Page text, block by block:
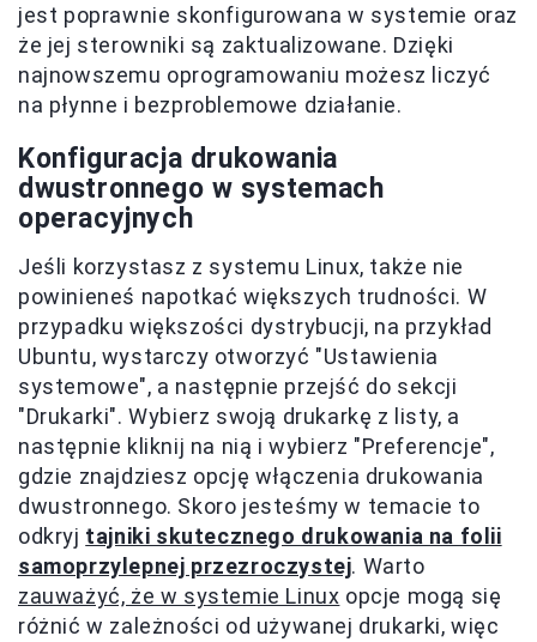
jest poprawnie skonfigurowana w systemie oraz
że jej sterowniki są zaktualizowane. Dzięki
najnowszemu oprogramowaniu możesz liczyć
na płynne i bezproblemowe działanie.
Konfiguracja drukowania
dwustronnego w systemach
operacyjnych
Jeśli korzystasz z systemu Linux, także nie
powinieneś napotkać większych trudności. W
przypadku większości dystrybucji, na przykład
Ubuntu, wystarczy otworzyć "Ustawienia
systemowe", a następnie przejść do sekcji
"Drukarki". Wybierz swoją drukarkę z listy, a
następnie kliknij na nią i wybierz "Preferencje",
gdzie znajdziesz opcję włączenia drukowania
dwustronnego. Skoro jesteśmy w temacie to
odkryj tajniki skutecznego drukowania na folii
samoprzylepnej przezroczystej. Warto
zauważyć, że w systemie Linux opcje mogą się
różnić w zależności od używanej drukarki, więc